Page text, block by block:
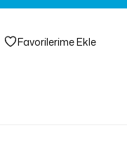
Favorilerime Ekle